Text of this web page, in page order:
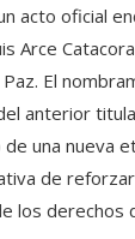
acto oficial
Arce
El
anterior
de una nueva
de
los derechos